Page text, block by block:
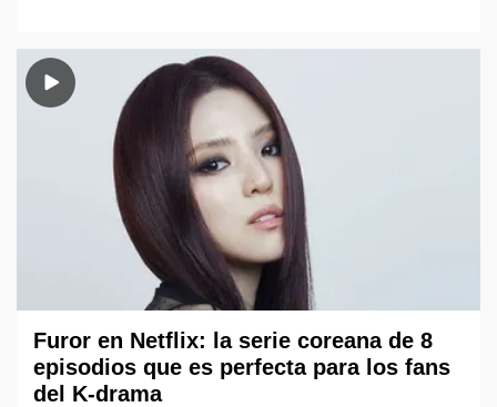
Furor en Netflix: la serie coreana de 8
episodios que es perfecta para los fans
del K-drama